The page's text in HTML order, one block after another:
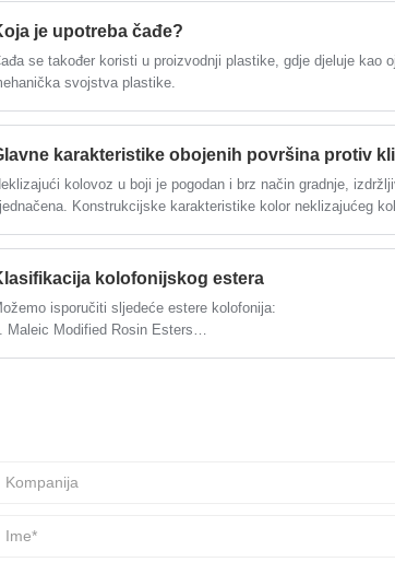
mogu potpuno
rastvaračima (120
je upotreba čađe?
se također koristi u proizvodnji plastike, gdje djeluje kao
svojstva plastike.
karakteristike obojenih površina protiv
kolovoz u boji je pogodan i brz način gradnje,
Konstrukcijske karakteristike kolor neklizajućeg
kolofonijskog estera
isporučiti sljedeće estere kolofonija:
Maleic Modified Rosin Esters